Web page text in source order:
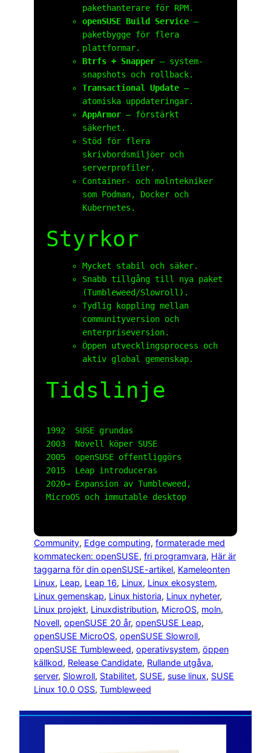
pakethanterare för RPM.
openSUSE Build Service –
paketbygge för flera
plattformar.
Btrfs + Snapper – system-
snapshots och rollback.
Transactional Update –
atomiska uppdateringar.
AppArmor – förstärkt
säkerhet.
Stöd för flera
skrivbordsmiljöer och
serverprofiler.
Container- och molntekniker
som Podman, Docker och
Kubernetes.
Styrkor
Mycket stabil och säker.
Snabb tillgång till nya paket
(Tumbleweed/Slowroll).
Tydlig koppling mellan
communityversion och
enterpriseversion.
Öppen utvecklingsprocess och
aktiv global gemenskap.
Tidslinje
1992  SUSE grundas
2003  Novell köper SUSE
2005  openSUSE offentliggörs
2015  Leap introduceras
2020→ Expansion av Tumbleweed,
MicroOS och immutable desktop
Community, Edge computing, formaterade med
kommatecken: openSUSE, fri programvara, Här är
taggarna för din openSUSE-artikel, Kameleonten
Linux, Leap, Leap 16, Linux, Linux ekosystem
Linux gemenskap, Linux historia, Linux nyheter
Linux projekt, Linuxdistribution, MicroOS, moln
Novell, openSUSE 20 år, openSUSE Leap
openSUSE MicroOS, openSUSE Slowroll
openSUSE Tumbleweed, operativsystem, öppen
källkod, Release Candidate, Rullande utgåva
server, Slowroll, Stabilitet, SUSE, suse linux, SUSE
Linux 10.0 OSS, Tumbleweed